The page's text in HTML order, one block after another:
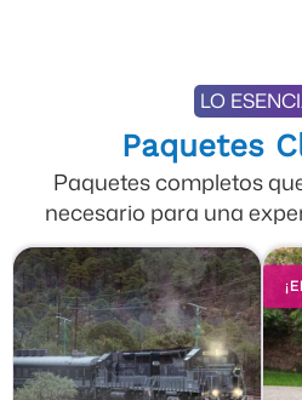
LO
Paquetes
Paquetes completos
necesario para una